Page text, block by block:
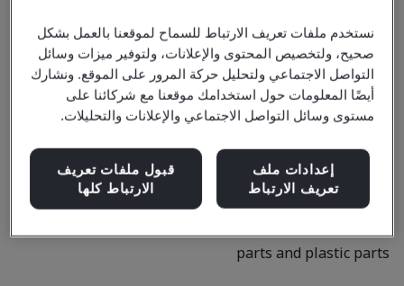
Cathay Tat Ming
Precision Metal Products
(Shenzhen) Co., Ltd.
Business scope:The manufacture of precision metal
parts and plastic parts
نستخدم ملفات تعريف الارتباط للسماح لموقعنا بالعمل بشكل
صحيح، ولتخصيص المحتوى والإعلانات، ولتوفير ميزات وسائل
التواصل الاجتماعي ولتحليل حركة المرور على الموقع. ونشارك
أيضًا المعلومات حول استخدامك موقعنا مع شركائنا على
مستوى وسائل التواصل الاجتماعي والإعلانات والتحليلات.
إعدادات ملف
تعريف الارتباط
قبول ملفات تعريف
الارتباط كلها